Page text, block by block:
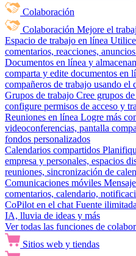
Colaboración
Colaboración Mejore el
Espacio de trabajo en línea
comentarios, reacciones,
Documentos en línea y
comparta y edite documentos en
compañeros de trabajo usando el
Grupos de trabajo Cree grupos
configure permisos de acceso y
Reuniones en línea Logre más
videoconferencias, pantalla
fondos personalizados
Calendarios compartidos
empresa y personales, espacios
reuniones, sincronización de
Comunicaciones móviles
comentarios, calendario,
CoPilot en el chat Fuente
IA, lluvia de ideas y más
Ver todas las funciones de
Sitios web y tiendas